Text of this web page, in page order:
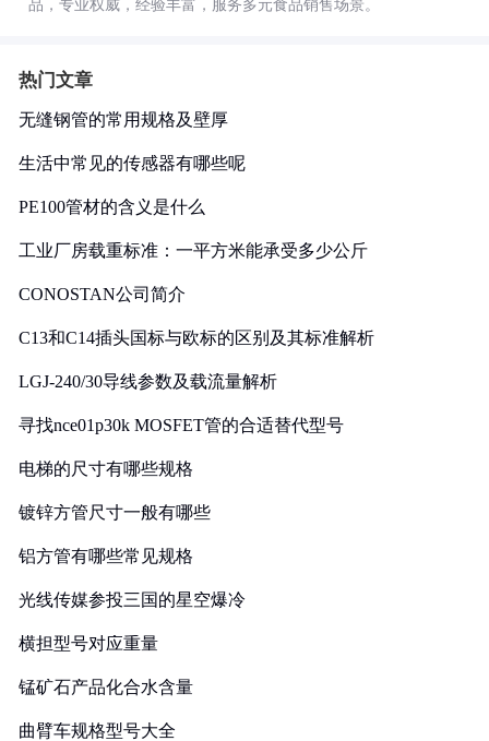
品，专业权威，经验丰富，服务多元食品销售场景。
热门文章
无缝钢管的常用规格及壁厚
生活中常见的传感器有哪些呢
PE100管材的含义是什么
工业厂房载重标准：一平方米能承受多少公斤
CONOSTAN公司简介
C13和C14插头国标与欧标的区别及其标准解析
LGJ-240/30导线参数及载流量解析
寻找nce01p30k MOSFET管的合适替代型号
电梯的尺寸有哪些规格
镀锌方管尺寸一般有哪些
铝方管有哪些常见规格
光线传媒参投三国的星空爆冷
横担型号对应重量
锰矿石产品化合水含量
曲臂车规格型号大全